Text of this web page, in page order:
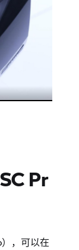
Pr
，可以在